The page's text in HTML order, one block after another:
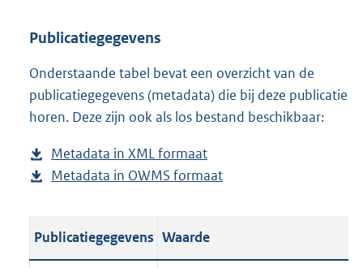
w
l
o
a
p
u
l
s
a
n
d
g
r
o
Publicatiegegevens
Onderstaande tabel bevat een overzicht van de
publicatiegegevens (metadata) die bij deze publicatie
horen. Deze zijn ook als los bestand beschikbaar:
Metadata in XML formaat
e
a
n
Metadata in OWMS formaat
a
Publicatiegegevens Waarde